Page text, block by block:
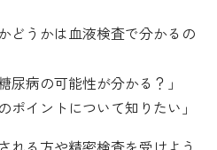
どうかは血液検査で分かるの
尿病の可能性が分かる？」
ポイントについて知りたい」